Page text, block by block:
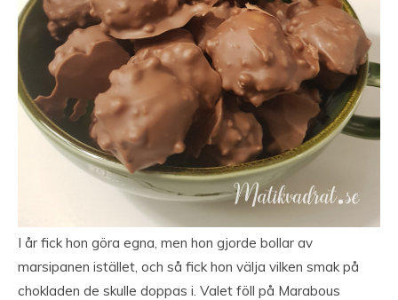
I år fick hon göra egna, men hon gjorde bollar av
marsipanen istället, och så fick hon välja vilken smak på
chokladen de skulle doppas i. Valet föll på Marabous